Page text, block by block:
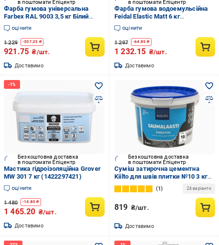
в поштомати Епіцентр
Фарба гумова універсальна
Farbex RAL 9003 3,5 кг Білий
(2792906060)
оцінити
1 229 -307.25 ₴
921.75 ₴/шт.
Доставимо
в поштомати Епіцентр
Фарба гумова водоемульсійна
Feidal Elastic Matt 6 кг
Графітовий RAL 7024
(2965807340)
оцінити
1 297 -64.85 ₴
1 232.15 ₴/шт.
Доставимо
Безкоштовна доставка
в поштомати Епіцентр
Мастика гідроізоляційна Grover
MW 301 7 кг (1422297421)
оцінити
1 480 -14.80 ₴
1 465.20 ₴/шт.
Доставимо
Безкоштовна доставка
в поштомати Епіцентр
Суміш затирочна цементна
Kiilto для швів плитки №10 3 кг
Білий (2602490526)
1 24 варіанти
819 ₴/шт.
Доставимо